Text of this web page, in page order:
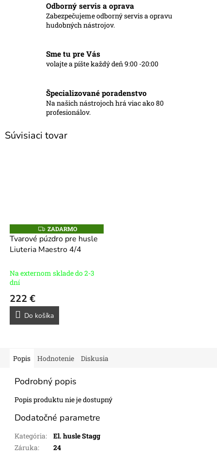
Odborný servis a oprava
Zabezpečujeme odborný servis a opravu
hudobných nástrojov.
Sme tu pre Vás
volajte a píšte každý deň 9:00 -20:00
Špecializované poradenstvo
Na našich nástrojoch hrá viac ako 80
profesionálov.
Súvisiaci tovar
Z
A
D
A
ZADARMO
Tvarové púzdro pre husle
Liuteria Maestro 4/4
Na externom sklade do 2-3
dní
222 €
Do košíka
Popis Hodnotenie Diskusia
Podrobný popis
Popis produktu nie je dostupný
Dodatočné parametre
Kategória:
El. husle Stagg
Záruka:
24